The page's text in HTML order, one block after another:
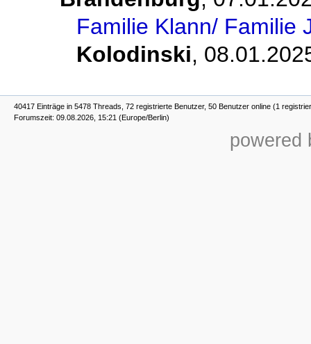
Familie Klann/ Familie
Kolodinski,
40417 Einträge in 5478 Threads, 72 registrierte Benutzer, 50 Benutzer online (1
Forumszeit: 09.08.2026, 15:21 (Europe/Berlin)
powered